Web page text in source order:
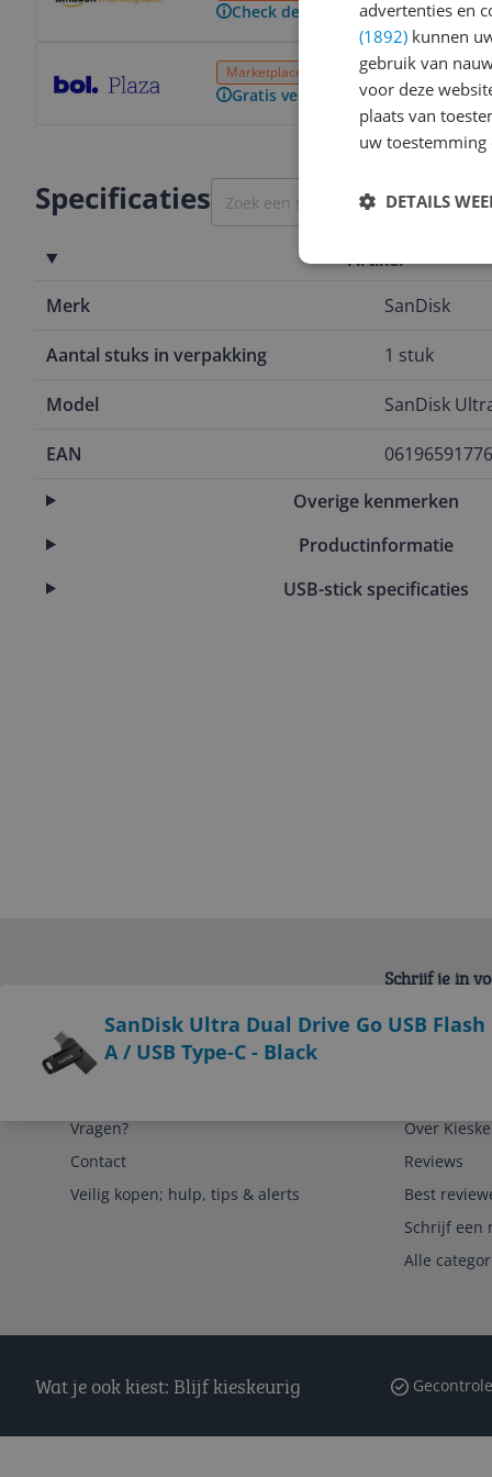
Check de website voor de
Marketplace 24 uurGratis verzending
Gratis verzending vanaf € 25,- |
Specificaties
Artikel
Merk
SanDisk
Aantal stuks in verpakking 1 stuk
Model SanDisk
EAN
Overige kenmerken
Productinformatie
USB-stick specificaties
SanDisk Ultra Dual Drive Go USB Flash
A / USB Type-C - Black
Schrijf je in
Vragen?
Contact
Veilig kopen; hulp, tips & alerts
Over
Reviews
Best
Schrijf een
Alle
Wat je ook kiest: Blijf kieskeurig
advertenties en
(1892) kunnen
gebruik van
voor deze
plaats van
uw
DETAILS